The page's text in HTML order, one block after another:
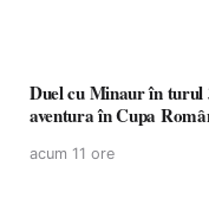
Duel cu Minaur în turul
aventura în Cupa
acum 11 ore